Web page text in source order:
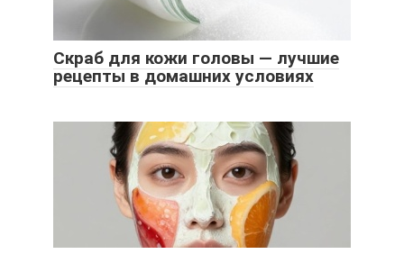
Скраб для кожи головы — лучшие
рецепты в домашних условиях